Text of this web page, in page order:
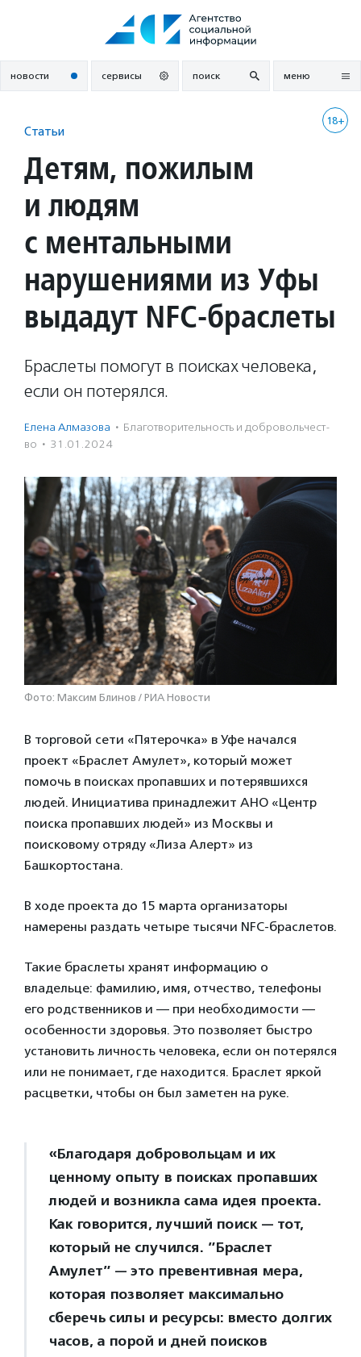
новости сервисы поиск меню
18+
Статьи
Детям, пожилым
и людям
с ментальными
нарушениями из Уфы
выдадут NFC-браслеты
Браслеты помогут в поисках человека,
если он потерялся.
Елена Алмазова · Благотвори­тель­ность и доброволь­чест­
во · 31.01.2024
Фото: Максим Блинов / РИА Новости
В торговой сети «Пятерочка» в Уфе начался
проект «Браслет Амулет», который может
помочь в поисках пропавших и потерявшихся
людей. Инициатива принадлежит АНО «Центр
поиска пропавших людей» из Москвы и
поисковому отряду «Лиза Алерт» из
Башкортостана.
В ходе проекта до 15 марта организаторы
намерены раздать четыре тысячи NFC-браслетов.
Такие браслеты хранят информацию о
владельце: фамилию, имя, отчество, телефоны
его родственников и — при необходимости —
особенности здоровья. Это позволяет быстро
установить личность человека, если он потерялся
или не понимает, где находится. Браслет яркой
расцветки, чтобы он был заметен на руке.
«Благодаря добровольцам и их
ценному опыту в поисках пропавших
людей и возникла сама идея проекта.
Как говорится, лучший поиск — тот,
который не случился. ”Браслет
Амулет” — это превентивная мера,
которая позволяет максимально
сберечь силы и ресурсы: вместо долгих
часов, а порой и дней поисков